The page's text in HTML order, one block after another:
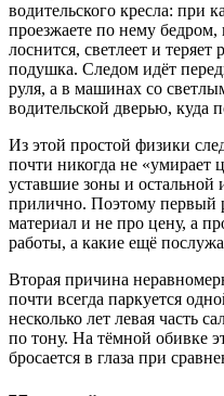
водительского кресла: при
проезжаете по нему бедром,
лоснится, светлеет и
подушка. Следом идёт
руля, а в машинах со
водительской дверью, куда
Из этой простой физики
почти никогда не «умирает
уставшие зоны и остальной
прилично. Поэтому первый
материал и не про цену, а
работы, а какие ещё
Вторая причина
почти всегда паркуется
несколько лет левая часть
по тону. На тёмной обивке
бросается в глаза при